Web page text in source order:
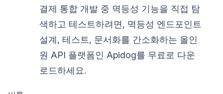
결제 통합 개발 중 멱등성 기능을 직접 탐
색하고 테스트하려면, 멱등성 엔드포인트
설계, 테스트, 문서화를 간소화하는 올인
원 API 플랫폼인 Apidog를 무료로 다운
로드하세요.